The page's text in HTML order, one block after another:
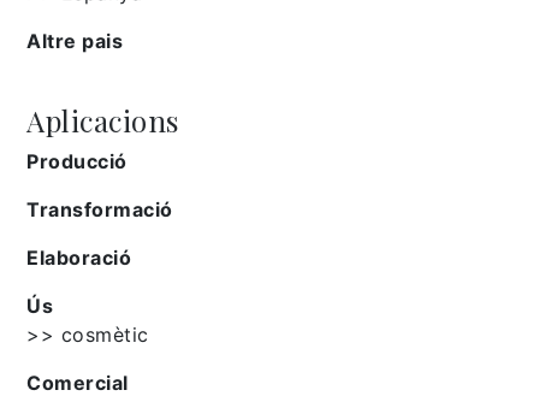
Altre pais
Aplicacions
Producció
Transformació
Elaboració
Ús
>> cosmètic
Comercial